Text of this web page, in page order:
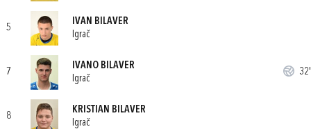
5
IVAN BILAVER
Igrač
7
IVANO BILAVER
Igrač
32'
8
KRISTIAN BILAVER
Igrač